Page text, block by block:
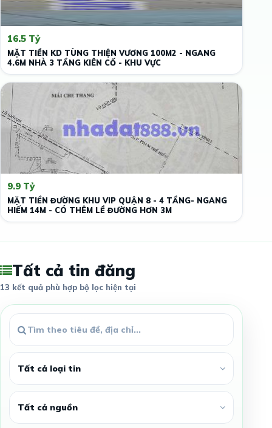
16.5 Tỷ
MẶT TIỀN KD TÙNG THIỆN VƯƠNG 100M2 - NGANG
4.6M NHÀ 3 TẦNG KIÊN CỐ - KHU VỰC
9.9 Tỷ
MẶT TIỀN ĐƯỜNG KHU VIP QUẬN 8 - 4 TẦNG- NGANG
HIẾM 14M - CÓ THÊM LỀ ĐƯỜNG HƠN 3M
Tất cả tin đăng
13 kết quả phù hợp bộ lọc hiện tại